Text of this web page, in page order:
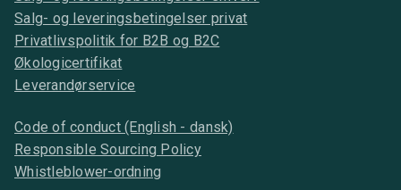
Salg- og leveringsbetingelser privat
Privatlivspolitik for B2B og B2C
Økologicertifikat
Leverandørservice
Code of conduct (English - dansk)
Responsible Sourcing Policy
Whistleblower-ordning